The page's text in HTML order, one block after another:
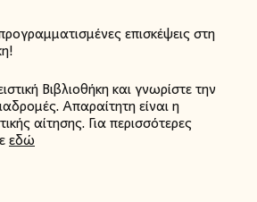
επισκέψεις στη
Βιβλιοθήκη και γνωρίστε την
Απαραίτητη είναι η
αίτησης. Για περισσότερες
εδώ